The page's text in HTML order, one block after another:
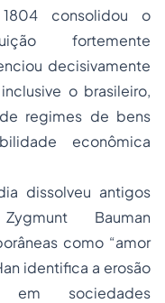
consolidou o
fortemente
decisivamente
o brasileiro,
regimes de bens
econômica
dissolveu antigos
Bauman
como “amor
identifica a erosão
em sociedades